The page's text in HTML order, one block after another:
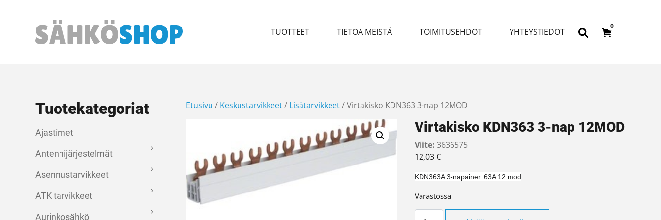
Päävalikko TUOTTEET TIETOA MEISTÄ TOIMITUSEHDOT YHTEYSTIEDOT
0
Tuotekategoriat
Ajastimet
Antennijärjestelmät
Asennustarvikkeet
ATK tarvikkeet
Aurinkosähkö
Etusivu / Keskustarvikkeet/ Lisätarvikkeet/ Virtakisko KDN363 3-nap 12MOD
Virtakisko KDN363 3-nap 12MOD
Viite: 3636575
12,03€
KDN363A 3-napainen 63A 12 mod
Varastossa